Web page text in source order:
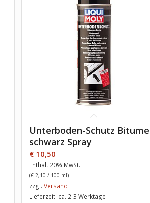
Unterboden-Schutz
schwarz Spray
€10,50
Enthält 20% MwSt.
(€2,10 / 100 ml)
zzgl. Versand
Lieferzeit: ca. 2-3 Werktage